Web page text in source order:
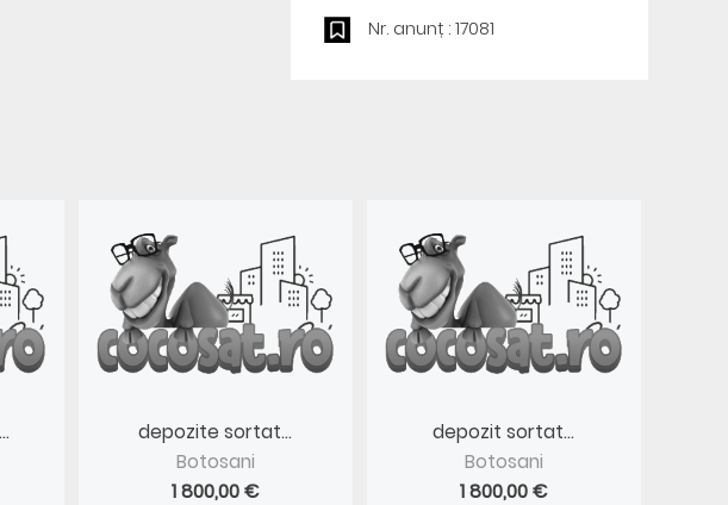
Nr. anunț : 17081
depozite sortat...
Botosani
1 800,00 €
depozit sortat...
Botosani
1 800,00 €